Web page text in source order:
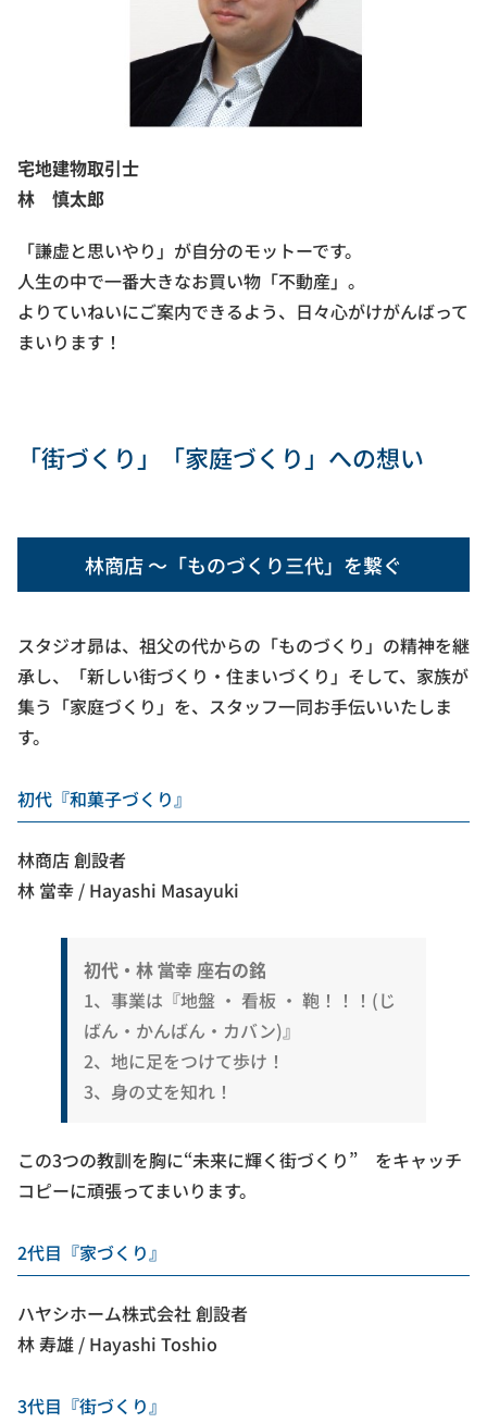
宅地建物取引士
林 慎太郎
「謙虚と思いやり」が自分のモットーです。
人生の中で一番大きなお買い物「不動産」。
よりていねいにご案内できるよう、日々心がけがんばって
まいります！
「街づくり」「家庭づくり」への想い
林商店 ～「ものづくり三代」を繋ぐ
スタジオ昴は、祖父の代からの「ものづくり」の精神を継
承し、「新しい街づくり・住まいづくり」そして、家族が
集う「家庭づくり」を、スタッフ一同お手伝いいたしま
す。
初代『和菓子づくり』
林商店 創設者
林 當幸 / Hayashi Masayuki
初代・林 當幸 座右の銘
1、事業は『地盤 ・ 看板 ・ 鞄！！！(じ
ばん・かんばん・カバン)』
2、地に足をつけて歩け！
3、身の丈を知れ！
この3つの教訓を胸に“未来に輝く街づくり” をキャッチ
コピーに頑張ってまいります。
2代目『家づくり』
ハヤシホーム株式会社 創設者
林 寿雄 / Hayashi Toshio
3代目『街づくり』